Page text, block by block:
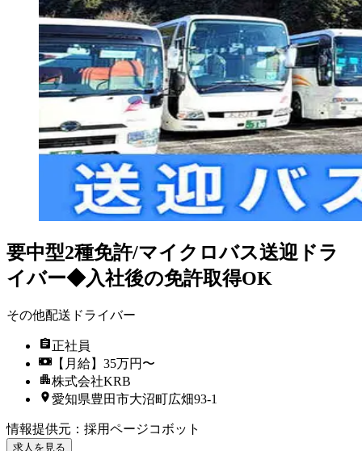
要中型2種免許/マイクロバス送迎ドラ
イバー◆入社後の免許取得OK
その他配送ドライバー
正社員
【月給】35万円〜
株式会社KRB
愛知県豊田市大沼町広畑93-1
情報提供元 ： 採用ページコボット
求人を見る